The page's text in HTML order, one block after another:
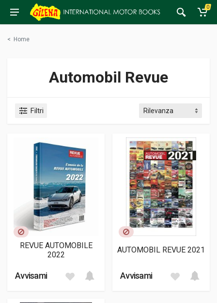
0
< Home
Automobil Revue
Filtri
REVUE AUTOMOBILE
2022
Avvisami
AUTOMOBIL REVUE 2021
Avvisami